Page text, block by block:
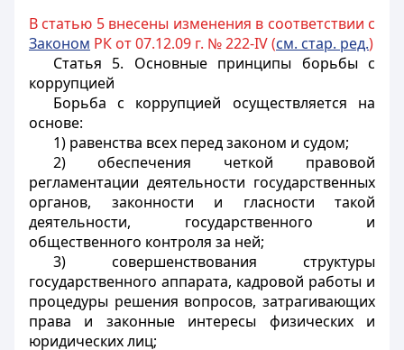
В статью 5 внесены изменения в соответствии с
Законом РК от 07.12.09 г. № 222-IV (см. стар. ред.)
Статья 5. Основные принципы борьбы с
коррупцией
Борьба с коррупцией осуществляется на
основе:
1) равенства всех перед законом и судом;
2) обеспечения четкой правовой
регламентации деятельности государственных
органов, законности и гласности такой
деятельности, государственного и
общественного контроля за ней;
3) совершенствования структуры
государственного аппарата, кадровой работы и
процедуры решения вопросов, затрагивающих
права и законные интересы физических и
юридических лиц;